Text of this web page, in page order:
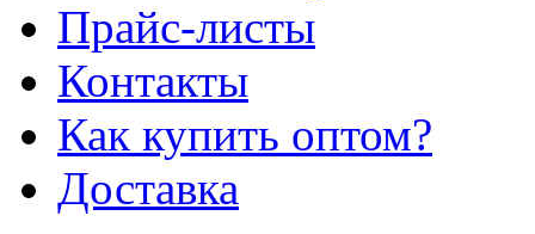
Прайс-листы
Контакты
Как купить оптом?
Доставка